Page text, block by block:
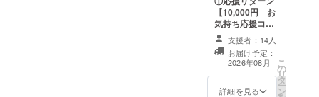
サンクスネイ
チャーバス公式
ホームページの
クラウドファン
ディングページ
キスト表記（装
あたり３～４名
２６店舗 １.一
欠片 ２.shelf
３.プレミアム
マッサージサロ
ン ４.traffic
５.鍼灸サロン
KEYAKI
６.Cathy's ７.
し、ホームペー
ジとバス車内に
お名前を掲載さ
せていただきま
す。 〈応援サ
ポーター証〉 形
式 ・PDFデータ
(B5サイズ) ・
【10,000円 お
気持ち応援コー
ス（上乗せ歓
迎）】 サンクス
ネイチャーバス
をさらに応援し
たい方向けの
コースです。 支
支援者：14人
お届け予定：
2026年08月
詳細を見る
こ
の
リ
タ
ー
ン